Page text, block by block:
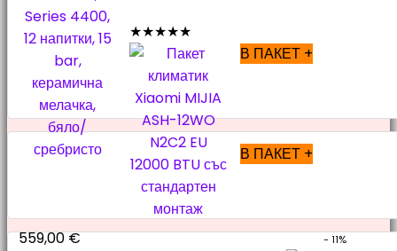
★★★★★
В ПАКЕТ +
559,00€
В ПАКЕТ +
- 11%